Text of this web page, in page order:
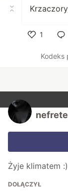
1
Kodeks
Żyje klimatem :)
DOŁĄCZYŁ